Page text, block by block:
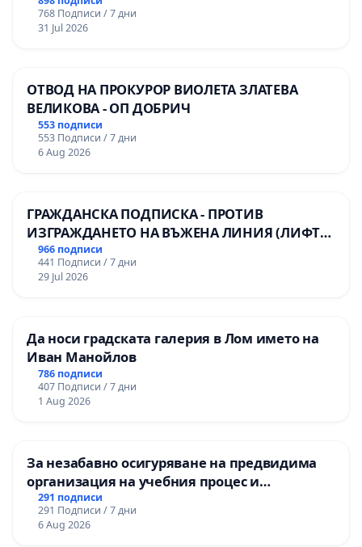
768 Подписи / 7 дни
31 Jul 2026
ОТВОД НА ПРОКУРОР ВИОЛЕТА ЗЛАТЕВА
ВЕЛИКОВА - ОП ДОБРИЧ
553 подписи
553 Подписи / 7 дни
6 Aug 2026
ГРАЖДАНСКА ПОДПИСКА - ПРОТИВ
ИЗГРАЖДАНЕТО НА ВЪЖЕНА ЛИНИЯ (ЛИФТ)
НА ТЕРИТОРИЯТА НА ПРИРОДНА
ЗАБЕЛЕЖИТЕЛНОСТ „ХЪЛМ НА
ОСВОБОДИТЕЛИТЕ“ (БУНАРДЖИК)
966 подписи
441 Подписи / 7 дни
29 Jul 2026
Да носи градската галерия в Лом името на
Иван Манойлов
786 подписи
407 Подписи / 7 дни
1 Aug 2026
За незабавно осигуряване на предвидима
организация на учебния процес и
гарантиране на правото на равнопоставено
и качествено образование на учениците от
ОУ „Княз Александър I“ и Хуманитарна
291 подписи
291 Подписи / 7 дни
6 Aug 2026